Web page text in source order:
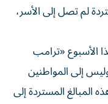
لم تصل إلى الأسر،
الأسبوع «ترامب
إلى المواطنين
المستردة إلى